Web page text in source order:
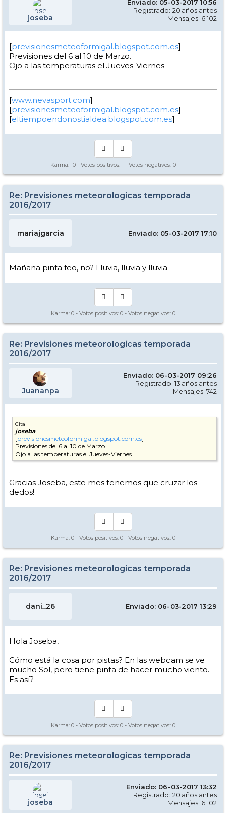
joseba
Enviado: 05-03-2017 10:56
Registrado: 20 años antes
Mensajes: 6.102
[previsionesmeteoformigal.blogspot.com.es]
Previsiones del 6 al 10 de Marzo.
Ojo a las temperaturas el Jueves-Viernes
[www.nevasport.com]
[previsionesmeteoformigal.blogspot.com.es]
[eltiempoendonostialdea.blogspot.com.es]
Karma: 10 - Votos positivos: 1 - Votos negativos: 0
Re: Previsiones meteorologicas temporada
2016/2017
mariajgarcia Enviado: 05-03-2017 17:10
Mañana pinta feo, no? Lluvia, lluvia y lluvia
Karma: 0 - Votos positivos: 0 - Votos negativos: 0
Re: Previsiones meteorologicas temporada
2016/2017
Juananpa
Enviado: 06-03-2017 09:26
Registrado: 13 años antes
Mensajes: 742
Cita
joseba
[previsionesmeteoformigal.blogspot.com.es]
Previsiones del 6 al 10 de Marzo.
Ojo a las temperaturas el Jueves-Viernes
Gracias Joseba, este mes tenemos que cruzar los
dedos!
Karma: 0 - Votos positivos: 0 - Votos negativos: 0
Re: Previsiones meteorologicas temporada
2016/2017
dani_26 Enviado: 06-03-2017 13:29
Hola Joseba,
Cómo está la cosa por pistas? En las webcam se ve
mucho Sol, pero tiene pinta de hacer mucho viento.
Es así?
Karma: 0 - Votos positivos: 0 - Votos negativos: 0
Re: Previsiones meteorologicas temporada
2016/2017
joseba
Enviado: 06-03-2017 13:32
Registrado: 20 años antes
Mensajes: 6.102